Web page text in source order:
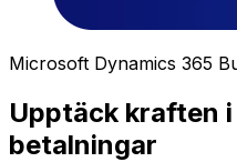
Microsoft Dynamics 365
Upptäck kraften
betalningar